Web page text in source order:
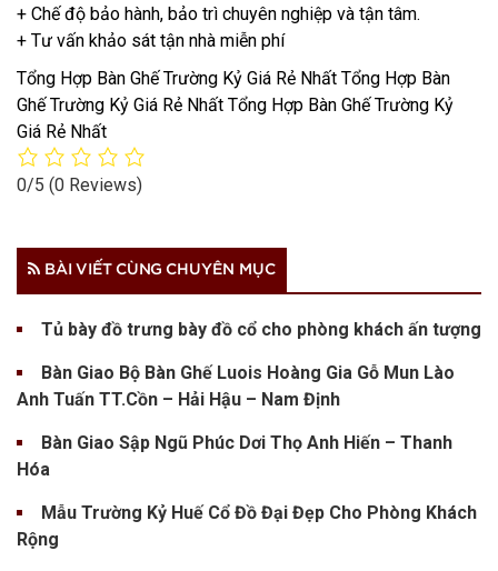
+ Chế độ bảo hành, bảo trì chuyên nghiệp và tận tâm.
+ Tư vấn khảo sát tận nhà miễn phí
Tổng Hợp Bàn Ghế Trường Kỷ Giá Rẻ Nhất Tổng Hợp Bàn
Ghế Trường Kỷ Giá Rẻ Nhất Tổng Hợp Bàn Ghế Trường Kỷ
Giá Rẻ Nhất
0/5 (0 Reviews)
BÀI VIẾT CÙNG CHUYÊN MỤC
Tủ bày đồ trưng bày đồ cổ cho phòng khách ấn tượng
Bàn Giao Bộ Bàn Ghế Luois Hoàng Gia Gỗ Mun Lào
Anh Tuấn TT.Cồn – Hải Hậu – Nam Định
Bàn Giao Sập Ngũ Phúc Dơi Thọ Anh Hiến – Thanh
Hóa
Mẫu Trường Kỷ Huế Cổ Đồ Đại Đẹp Cho Phòng Khách
Rộng